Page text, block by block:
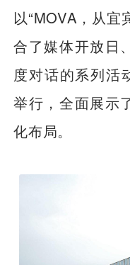
以“MOVA，从宜
合了媒体开放日
度对话的系列活
举行，全面展示
化布局。